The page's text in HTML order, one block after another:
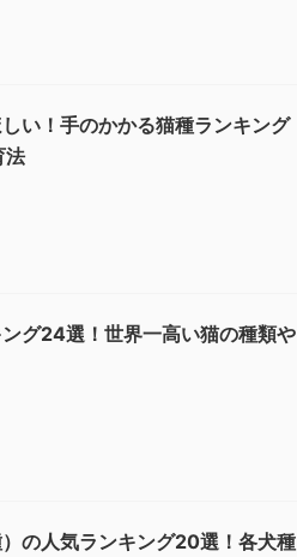
い！手のかかる猫種ランキング
法
グ24選！世界一高い猫の種類や
の人気ランキング20選！各犬種